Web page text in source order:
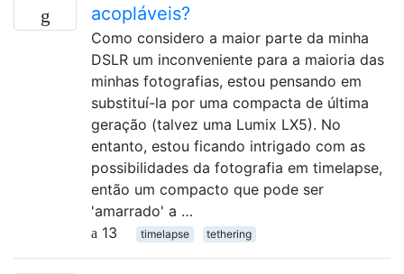
acopláveis?
Como considero a maior parte da minha
DSLR um inconveniente para a maioria das
minhas fotografias, estou pensando em
substituí-la por uma compacta de última
geração (talvez uma Lumix LX5). No
entanto, estou ficando intrigado com as
possibilidades da fotografia em timelapse,
então um compacto que pode ser
'amarrado' a …
13
timelapse tethering